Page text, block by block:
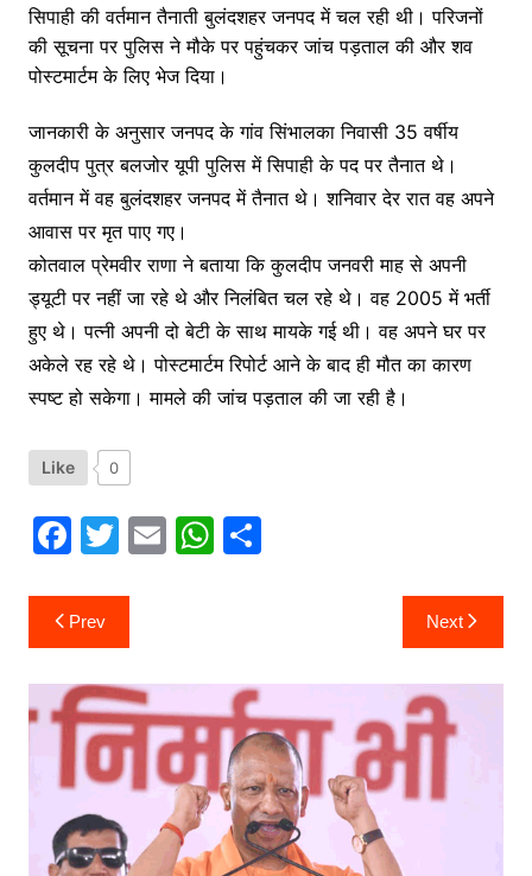
सिपाही की वर्तमान तैनाती बुलंदशहर जनपद में चल रही थी। परिजनों
की सूचना पर पुलिस ने मौके पर पहुंचकर जांच पड़ताल की और शव
पोस्टमार्टम के लिए भेज दिया।
जानकारी के अनुसार जनपद के गांव सिंभालका निवासी 35 वर्षीय
कुलदीप पुत्र बलजोर यूपी पुलिस में सिपाही के पद पर तैनात थे।
वर्तमान में वह बुलंदशहर जनपद में तैनात थे। शनिवार देर रात वह अपने
आवास पर मृत पाए गए।
कोतवाल प्रेमवीर राणा ने बताया कि कुलदीप जनवरी माह से अपनी
ड्यूटी पर नहीं जा रहे थे और निलंबित चल रहे थे। वह 2005 में भर्ती
हुए थे। पत्नी अपनी दो बेटी के साथ मायके गई थी। वह अपने घर पर
अकेले रह रहे थे। पोस्टमार्टम रिपोर्ट आने के बाद ही मौत का कारण
स्पष्ट हो सकेगा। मामले की जांच पड़ताल की जा रही है।
Like 0
F
c
e
b
o
o
k
T
itt
er
E W
A
p
p
S
Post
navigation
Prev Next